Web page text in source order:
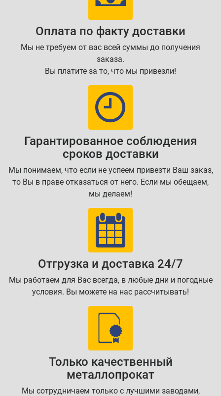
Оплата по факту доставки
Мы не требуем от вас всей суммы до получения
заказа.
Вы платите за то, что мы привезли!
Гарантированное соблюдения
сроков доставки
Мы понимаем, что если не успеем привезти Ваш заказ,
то Вы в праве отказаться от него. Если мы обещаем,
мы делаем!
Отгрузка и доставка 24/7
Мы работаем для Вас всегда, в любые дни и погодные
условия. Вы можете на нас рассчитывать!
Только качественный
металлопрокат
Мы сотрудничаем только с лучшими заводами,